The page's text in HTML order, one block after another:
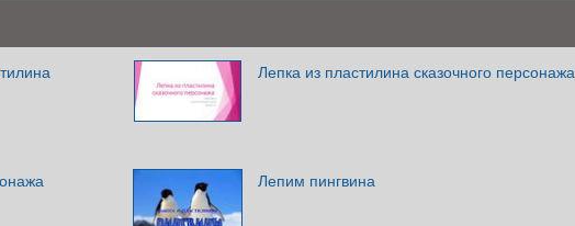
Лепка из пластилина сказочного персонажа
Лепим пингвина